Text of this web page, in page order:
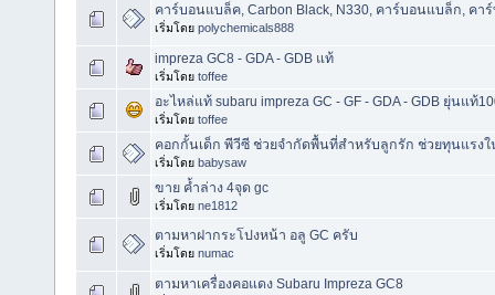
คาร์บอนแบล็ค, Carbon Black, N330, คาร์บอนแบล็ก, คา
เริ่มโดย polychemicals888
impreza GC8 - GDA - GDB แท้
เริ่มโดย toffee
อะไหล่แท้ subaru impreza GC - GF - GDA - GDB ยุ่นแท้
เริ่มโดย toffee
คอกกั้นเด็ก พีวีซี ช่วยจำกัดพื้นที่สำหรับลูกรัก ช่วยทุนแรง
เริ่มโดย babysaw
ขาย ค้ำล่าง 4จุด gc
เริ่มโดย ne1812
ตามหาฝากระโปงหน้า อลู GC ครับ
เริ่มโดย numac
ตามหาเครื่องคอแดง Subaru Impreza GC8